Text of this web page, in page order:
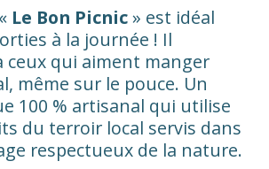
Le Bon Picnic» est idéal
à la journée ! Il
ceux qui aiment manger
même sur le pouce. Un
100 % artisanal qui utilise
du terroir local servis dans
respectueux de la nature.